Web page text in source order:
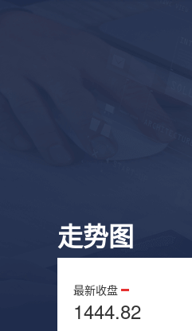
走势图
最新收盘
1444.82